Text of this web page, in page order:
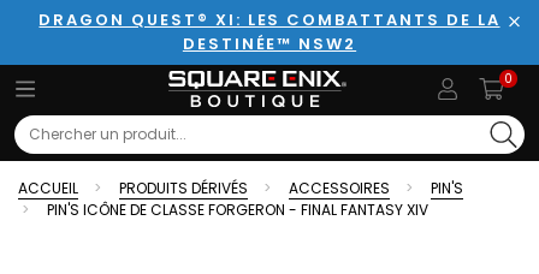
DRAGON QUEST® XI: LES COMBATTANTS DE LA
DESTINÉE™ NSW2
0
Search
ACCUEIL PRODUITS DÉRIVÉS ACCESSOIRES
PIN'S
PIN'S ICÔNE DE CLASSE FORGERON - FINAL FANTASY XIV